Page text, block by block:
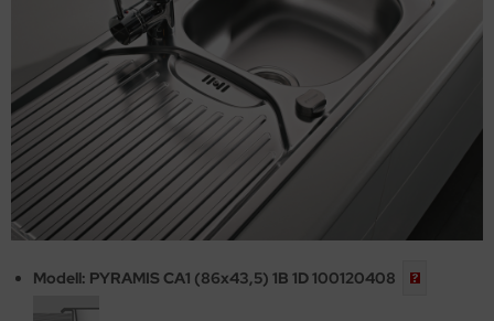
Modell: PYRAMIS CA1 (86x43,5) 1B 1D100120408